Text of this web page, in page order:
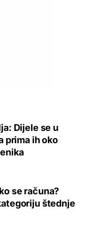
Dijele se u
prima ih oko
se računa?
štednje